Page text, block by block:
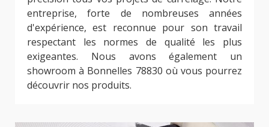
entreprise, forte de nombreuses années
d'expérience, est reconnue pour son travail
respectant les normes de qualité les plus
exigeantes. Nous avons également un
showroom à Bonnelles 78830 où vous pourrez
découvrir nos produits.